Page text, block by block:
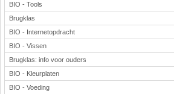
BIO - Tools
Brugklas
BIO - Internetopdracht
BIO - Vissen
Brugklas: info voor ouders
BIO - Kleurplaten
BIO - Voeding